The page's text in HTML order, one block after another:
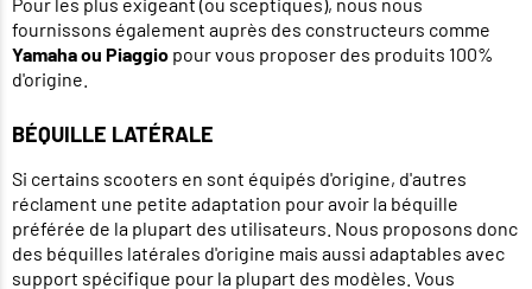
fournissons également auprès des constructeurs comme
Yamaha ou Piaggio pour vous proposer des produits 100%
d'origine.
BÉQUILLE LATÉRALE
Si certains scooters en sont équipés d'origine, d'autres
réclament une petite adaptation pour avoir la béquille
préférée de la plupart des utilisateurs. Nous proposons donc
des béquilles latérales d'origine mais aussi adaptables avec
support spécifique pour la plupart des modèles. Vous